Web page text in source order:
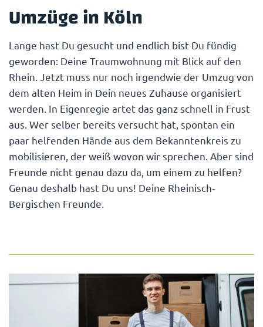
Umzüge in Köln
Lange hast Du gesucht und endlich bist Du fündig
geworden: Deine Traumwohnung mit Blick auf den
Rhein. Jetzt muss nur noch irgendwie der Umzug von
dem alten Heim in Dein neues Zuhause organisiert
werden. In Eigenregie artet das ganz schnell in Frust
aus. Wer selber bereits versucht hat, spontan ein
paar helfenden Hände aus dem Bekanntenkreis zu
mobilisieren, der weiß wovon wir sprechen. Aber sind
Freunde nicht genau dazu da, um einem zu helfen?
Genau deshalb hast Du uns! Deine Rheinisch-
Bergischen Freunde.